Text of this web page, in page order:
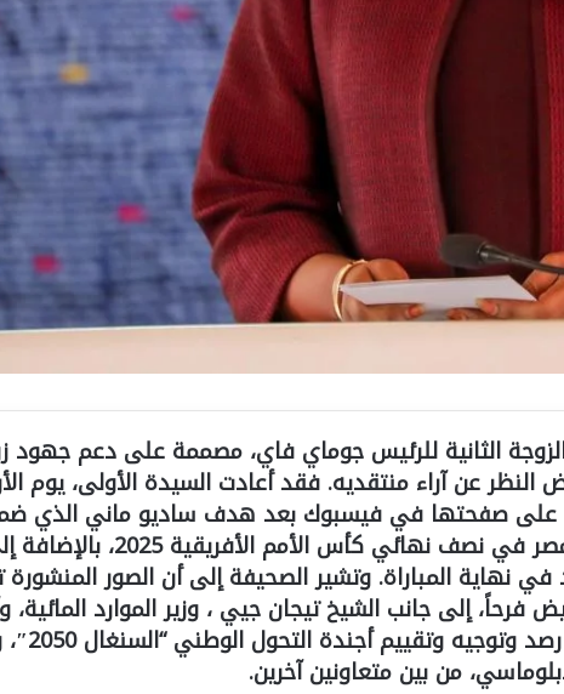
الثانية للرئيس جوماي فاي، مصممة على دعم
النظر عن آراء منتقديه. فقد أعادت السيدة الأولى، يوم
على صفحتها في فيسبوك بعد هدف ساديو ماني الذي
السنغال 1-0 على مصر في نصف نهائي كأس الأمم
نهاية المباراة. وتشير الصحيفة إلى أن الصور
إلى جانب الشيخ تيجان جيي ، وزير الموارد المائية،
الوزير المسؤول
من بين متعاونين آخرين.